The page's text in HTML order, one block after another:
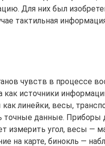
Для них был
тактильная
чувств в процессе
как источники
линейки, весы,
точные данные.
измерить угол, весы —
на карте, бинокль —